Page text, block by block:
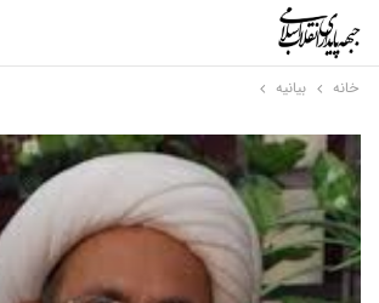
خانه بیانیه